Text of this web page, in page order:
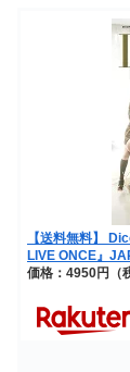
【送料無料】
LIVE ONCE』
価格：4950円（